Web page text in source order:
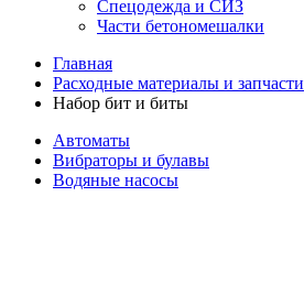
Спецодежда и СИЗ
Части бетономешалки
Главная
Расходные материалы и запчасти
Набор бит и биты
Автоматы
Вибраторы и булавы
Водяные насосы